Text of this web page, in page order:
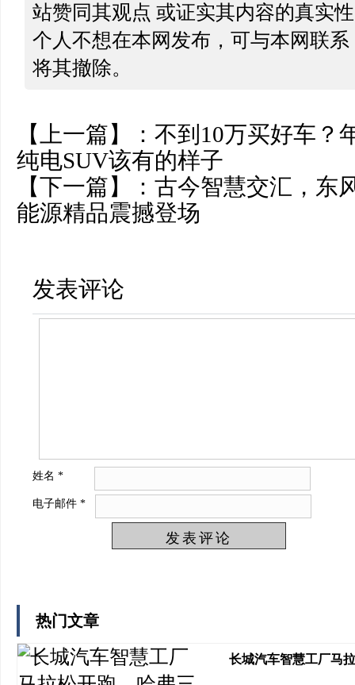
站赞同其观点 或证实其内容的真实
个人不想在本网发布，可与本网联
将其撤除。
【上一篇】： 不到10万买好车？
纯电SUV该有的样子
【下一篇】： 古今智慧交汇，东
能源精品震撼登场
发表评论
姓名 *
电子邮件 *
热门文章
长城汽车智慧工厂马